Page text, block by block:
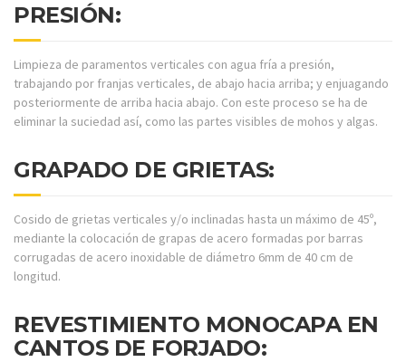
PRESIÓN:
Limpieza de paramentos verticales con agua fría a presión,
trabajando por franjas verticales, de abajo hacia arriba; y enjuagando
posteriormente de arriba hacia abajo. Con este proceso se ha de
eliminar la suciedad así, como las partes visibles de mohos y algas.
GRAPADO DE GRIETAS:
Cosido de grietas verticales y/o inclinadas hasta un máximo de 45º,
mediante la colocación de grapas de acero formadas por barras
corrugadas de acero inoxidable de diámetro 6mm de 40 cm de
longitud.
REVESTIMIENTO MONOCAPA EN
CANTOS DE FORJADO: